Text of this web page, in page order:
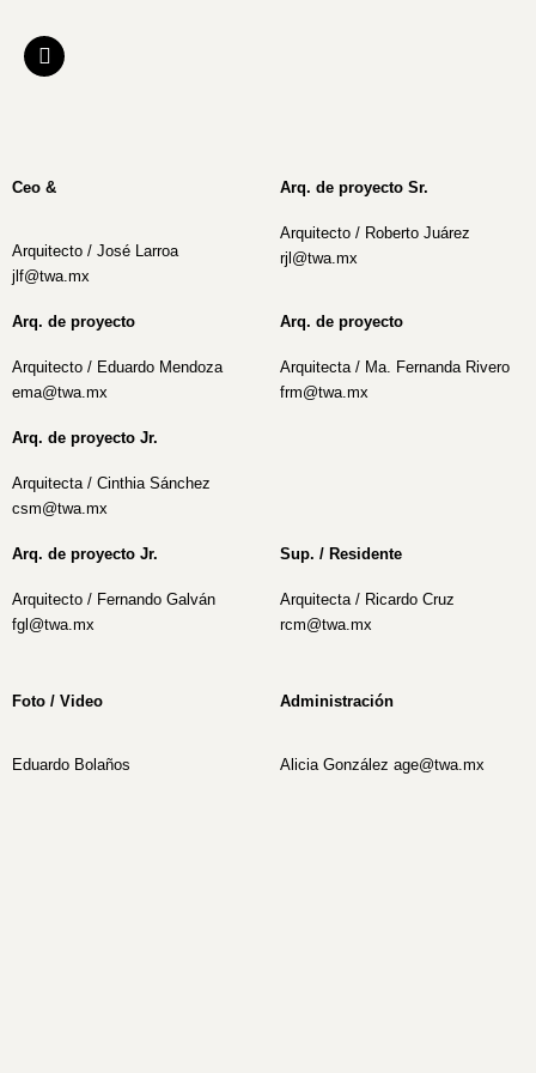
contenido
Ceo &
Arquitecto / José Larroa
jlf@twa.mx
Arq. de proyecto Sr.
Arquitecto / Roberto Juárez
rjl@twa.mx
Arq. de proyecto
Arquitecto / Eduardo Mendoza
ema@twa.mx
Arq. de proyecto
Arquitecta / Ma. Fernanda Rivero
frm@twa.mx
Arq. de proyecto Jr.
Arquitecta / Cinthia Sánchez
csm@twa.mx
Arq. de proyecto Jr.
Arquitecto / Fernando Galván
fgl@twa.mx
Sup. / Residente
Arquitecta / Ricardo Cruz
rcm@twa.mx
Foto / Video
Eduardo Bolaños
Administración
Alicia González age@twa.mx